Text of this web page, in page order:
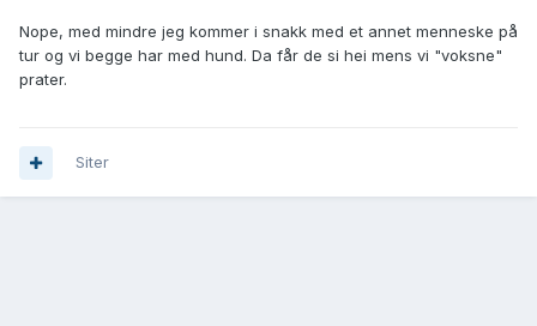
Nope, med mindre jeg kommer i snakk med et annet menneske på
tur og vi begge har med hund. Da får de si hei mens vi "voksne"
prater.
Siter